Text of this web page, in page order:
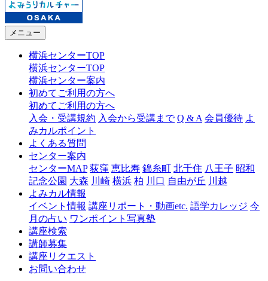
メニュー
横浜センターTOP
横浜センターTOP
横浜センター案内
初めてご利用の方へ
初めてご利用の方へ
入会・受講規約 入会から受講まで Q & A 会員優待 よ
みカルポイント
よくある質問
センター案内
センターMAP 荻窪 恵比寿 錦糸町 北千住 八王子 昭和
記念公園 大森 川崎 横浜 柏 川口 自由が丘 川越
よみカル情報
イベント情報 講座リポート・動画etc. 語学カレッジ 今
月の占い ワンポイント写真塾
講座検索
講師募集
講座リクエスト
お問い合わせ